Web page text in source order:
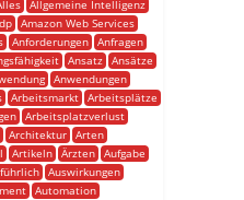
Allgemeine Intelligenz
Amazon Web Services
Anforderungen
Anfragen
Ansatz Ansätze
Anwendungen
Arbeitsmarkt Arbeitsplätze
Arbeitsplatzverlust
Architektur Arten
Artikeln Ärzten Aufgabe
Auswirkungen
Automation